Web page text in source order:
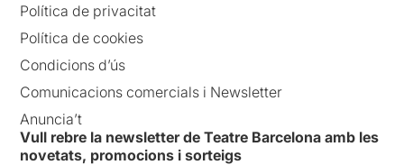
Política de privacitat
Política de cookies
Condicions d’ús
Comunicacions comercials i Newsletter
Anuncia’t
Vull rebre la newsletter de Teatre Barcelona amb les
novetats, promocions i sorteigs